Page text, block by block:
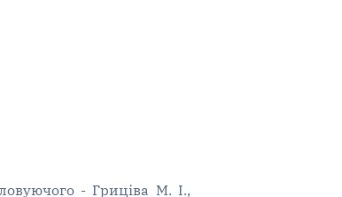
- Гриціва М. І.,